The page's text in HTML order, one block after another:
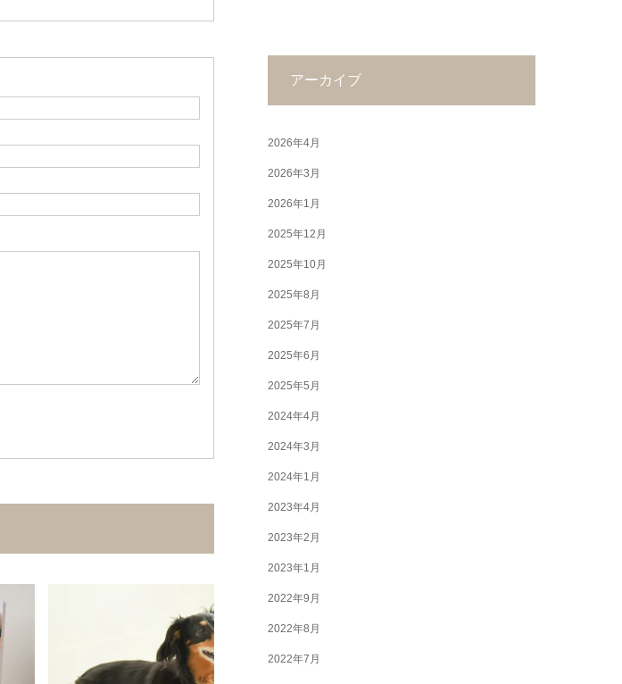
アーカイブ
2026年4月
2026年3月
2026年1月
2025年12月
2025年10月
2025年8月
2025年7月
2025年6月
2025年5月
2024年4月
2024年3月
2024年1月
2023年4月
2023年2月
2023年1月
2022年9月
2022年8月
2022年7月